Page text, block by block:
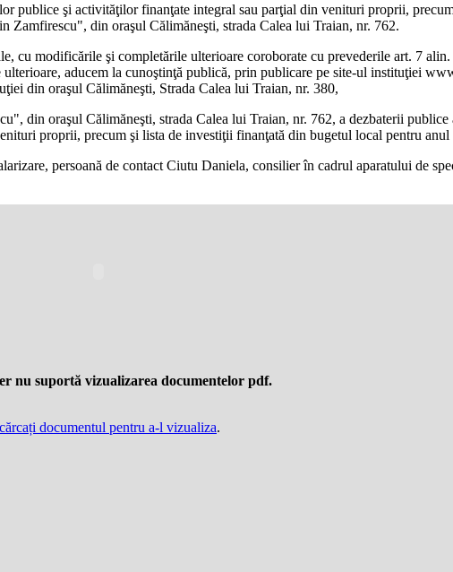
publice şi activităţilor finanţate integral sau parţial din venituri proprii,
Zamfirescu", din oraşul Călimăneşti, strada Calea lui Traian, nr. 762.
cu modificările şi completările ulterioare coroborate cu prevederile art. 7
aducem la cunoştinţă publică, prin publicare pe site-ul instituţiei
din oraşul Călimăneşti, Strada Calea lui Traian, nr. 380,
din oraşul Călimăneşti, strada Calea lui Traian, nr. 762, a dezbaterii
proprii, precum şi lista de investiţii finanţată din bugetul local pentru anul
persoană de contact Ciutu Daniela, consilier în cadrul aparatului de
nu suportă vizualizarea documentelor pdf.
documentul pentru a-l vizualiza.